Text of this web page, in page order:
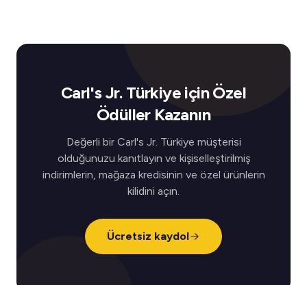
Carl's Jr. Türkiye için Özel
Ödüller Kazanın
Değerli bir Carl's Jr. Türkiye müşterisi
olduğunuzu kanıtlayın ve kişiselleştirilmiş
indirimlerin, mağaza kredisinin ve özel ürünlerin
kilidini açın.
Ücretsiz kaydol